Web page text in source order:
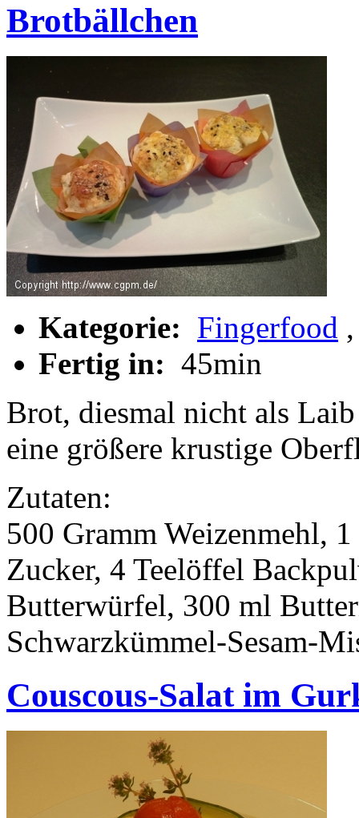
Brotbällchen
Kategorie: Fingerfood
Fertig in: 45min
Brot, diesmal nicht als
eine größere krustige
Zutaten:
500 Gramm Weizenmehl,
Zucker, 4 Teelöffel
Butterwürfel, 300 ml
Schwarzkümmel-Sesam-
Couscous-Salat im